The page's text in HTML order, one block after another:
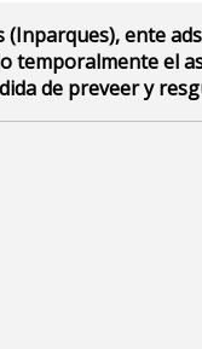
ente
temporalmente el
de preveer y